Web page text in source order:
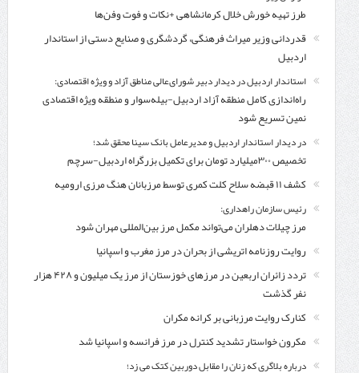
طرز تهیه خورش خلال کرمانشاهی +نکات و فوت وفن‌ها
قدردانی وزیر میراث فرهنگی، گردشگری و صنایع دستی از استاندار
اردبیل
استاندار اردبیل در دیدار دبیر شورای‌عالی مناطق آزاد و ویژه اقتصادی:
راه‌اندازی کامل منطقه آزاد اردبیل-بیله‌سوار و منطقه ویژه اقتصادی
نمین تسریع شود
در دیدار استاندار اردبیل و مدیرعامل بانک سینا محقق شد؛
تخصیص ۳۰۰میلیارد تومان برای تکمیل بزرگراه اردبیل-سرچم
کشف ۱۱ قبضه سلاح کلت کمری توسط مرزبانان هنگ مرزی ارومیه
رئیس سازمان راهداری:
مرز چیلات دهلران می‌تواند مکمل مرز بین‌المللی مهران شود
روایت روزنامه اتریشی از بحران در مرز مغرب و اسپانیا
تردد زائران اربعین در مرزهای خوزستان از مرز یک میلیون و ۴۲۸ هزار
نفر گذشت
کنارک روایت مرزبانی بر کرانه مکران
مکرون خواستار تشدید کنترل‌ در مرز فرانسه و اسپانیا شد
درباره بلاگری که زنان را مقابل دوربین کتک می زد؛